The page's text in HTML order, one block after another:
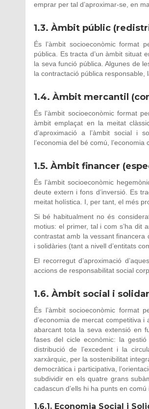
emprar per tal d’aproximar-se, en
1.3. Àmbit públic
És l’àmbit socioeconòmic format
pública. Es tracta d’un àmbit situat
la seva funció pública. Algunes de
la contractació pública responsable,
1.4. Àmbit mercantil
És l’àmbit socioeconòmic format
àmbit emplaçat en la meitat
d’aproximació a l’àmbit social i
l’economia del bé comú,
1.5. Àmbit financer
És l’àmbit socioeconòmic
deute extern i fons d’inversió. Es
meitat holística. I, per tant, el més
Si bé habitualment no és
motius: el primer, tal i com s’ha dit
contrastat amb la vessant financera
i solidàries (tant a nivell d’entitats
El recorregut d’aproximació
accions de responsabilitat social
1.6. Àmbit social i
És l’àmbit socioeconòmic format
d’economia de mercat competitiva
abarcant tota la seva extensió en
fases del cicle econòmic: la
distribució de l’excedent i la
xarxàrquic, per la sostenibilitat
democràtica i participativa,
subdividir en els quatre grans
cadascun d’ells hi ha punts en
1.6.1. Economia Social i